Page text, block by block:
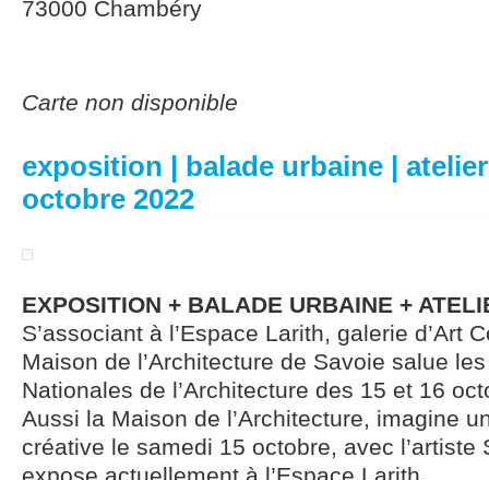
73000 Chambéry
Carte non disponible
exposition | balade urbaine |
octobre 2022
EXPOSITION + BALADE URBAINE +
S’associant à l’Espace Larith, galerie d’Art
Maison de l’Architecture de Savoie salue
Nationales de l’Architecture des 15 et 16
Aussi la Maison de l’Architecture, imagine
créative le samedi 15 octobre, avec l’artiste